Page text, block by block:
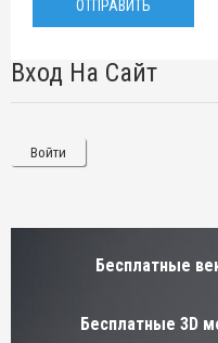
Вход На Сайт
Войти
Бесплатные
Бесплатные 3D